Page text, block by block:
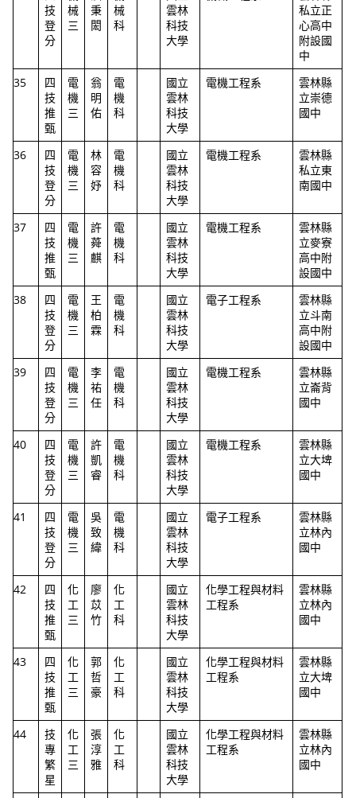
技
登
分
械
三
秉
閎
械
科
雲林
科技
大學
私立正
心高中
附設國
中
35
四
技
推
甄
電
機
三
翁
明
佑
電
機
科
國立
雲林
科技
大學
電機工程系
雲林縣
立崇德
國中
36
四
技
登
分
電
機
三
林
容
妤
電
機
科
國立
雲林
科技
大學
電機工程系
雲林縣
私立東
南國中
37
四
技
推
甄
電
機
三
許
蕣
麒
電
機
科
國立
雲林
科技
大學
電機工程系
雲林縣
立麥寮
高中附
設國中
38
四
技
登
分
電
機
三
王
柏
霖
電
機
科
國立
雲林
科技
大學
電子工程系
雲林縣
立斗南
高中附
設國中
39
四
技
登
分
電
機
三
李
祐
任
電
機
科
國立
雲林
科技
大學
電機工程系
雲林縣
立崙背
國中
40
四
技
登
分
電
機
三
許
凱
睿
電
機
科
國立
雲林
科技
大學
電機工程系
雲林縣
立大埤
國中
41
四
技
登
分
電
機
三
吳
致
緯
電
機
科
國立
雲林
科技
大學
電子工程系
雲林縣
立林內
國中
42
四
技
推
甄
化
工
三
廖
苡
竹
化
工
科
國立
雲林
科技
大學
化學工程與材料
工程系
雲林縣
立林內
國中
43
四
技
推
甄
化
工
三
郭
哲
豪
化
工
科
國立
雲林
科技
大學
化學工程與材料
工程系
雲林縣
立大埤
國中
44
技
專
繁
星
化
工
三
張
淳
雅
化
工
科
國立
雲林
科技
大學
化學工程與材料
工程系
雲林縣
立林內
國中